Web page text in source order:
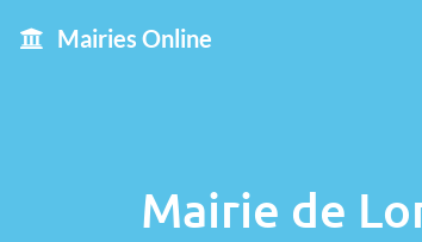
Mairies Online
Mairie de